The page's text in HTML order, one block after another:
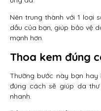
Nên trung thành với 1 loại
dầu của bạn, giúp bảo vệ
mạnh hơn.
Thoa kem đúng
Thường bước này bạn
đúng cách sẽ giúp da
nhanh.